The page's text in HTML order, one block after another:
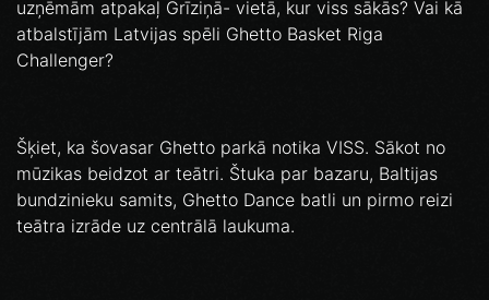
uzņēmām atpakaļ Grīziņā- vietā, kur viss sākās? Vai kā
atbalstījām Latvijas spēli Ghetto Basket Riga
Challenger?
Šķiet, ka šovasar Ghetto parkā notika VISS. Sākot no
mūzikas beidzot ar teātri. Štuka par bazaru, Baltijas
bundzinieku samits, Ghetto Dance batli un pirmo reizi
teātra izrāde uz centrālā laukuma.